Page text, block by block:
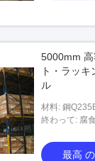
5000mm
ト・ラッ
ル
材料: 鋼
終わっ
最高